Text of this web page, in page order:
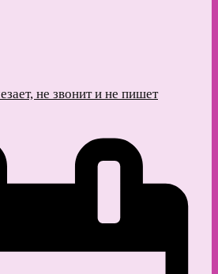
не звонит и не пишет